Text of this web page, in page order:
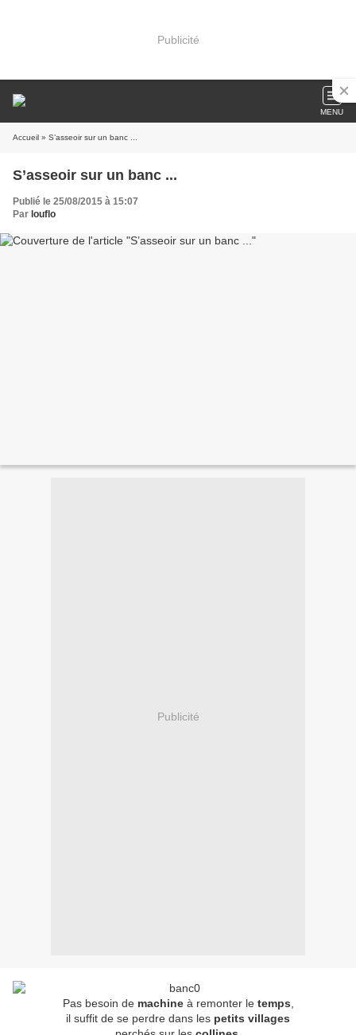
Publicité
MENU
Accueil » S’asseoir sur un banc ...
S’asseoir sur un banc ...
Publié le 25/08/2015 à 15:07
Par louflo
Publicité
Pas besoin de machineà remonter letemps
il suffit de se perdre dans les petits villages